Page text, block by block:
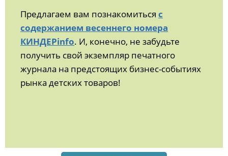
Предлагаем вам познакомиться с
содержанием весеннего номера
КИНДЕРinfo. И, конечно, не забудьте
получить свой экземпляр печатного
журнала на предстоящих бизнес-событиях
рынка детских товаров!